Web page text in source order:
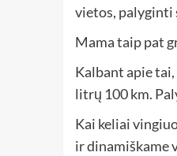
vietos, palyginti
Mama taip pat
Kalbant apie
litrų 100 km.
Kai keliai
ir dinamiškame